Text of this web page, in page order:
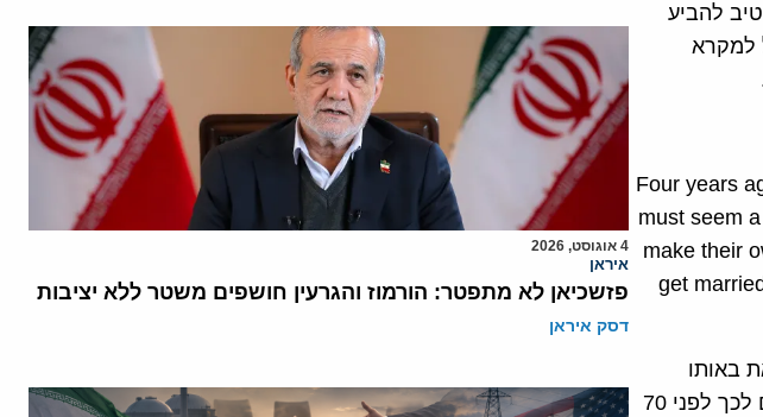
להביע
גישה זו, בנאומו בירושלים במרץ 2013, אבל למקרא
Four years
must seem
make their
get
באותו
נאום), מוכיחים הפלסטינים כי הם ממשיכים להיות מחויבים לעקרונות שעמדו בבסיס סירובם לכך לפני 70
4 אוגוסט, 2026
איראן
פזשכיאן לא מתפטר: הורמוז והגרעין חושפים משטר ללא יציבות
דסק איראן